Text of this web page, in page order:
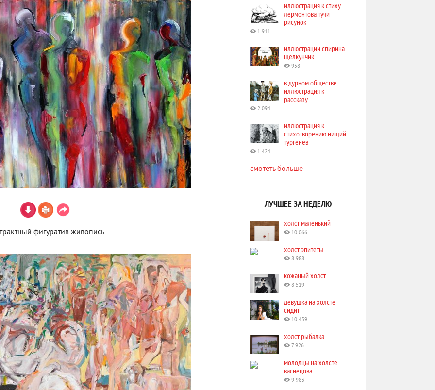
фигуратив живопись
иллюстрация к стиху
лермонтова тучи
рисунок
1 911
иллюстрации спирина
щелкунчик
958
в дурном обществе
иллюстрация к
рассказу
2 094
иллюстрация к
стихотворению нищий
тургенев
1 424
смотеть больше
ЛУЧШЕЕ ЗА НЕДЕЛЮ
холст маленький
10 066
холст эпитеты
8 988
кожаный холст
8 519
девушка на холсте
сидит
10 459
холст рыбалка
7 926
молодцы на холсте
васнецова
9 983